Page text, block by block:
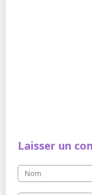
Laisser un